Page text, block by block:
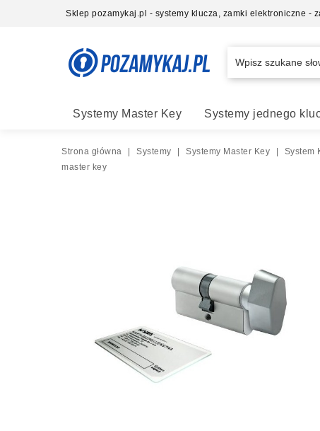
Sklep pozamykaj.pl - systemy klucza, zamki elektroniczne -
Systemy Master Key Systemy jednego
Strona główna Systemy Systemy Master Key System
master key